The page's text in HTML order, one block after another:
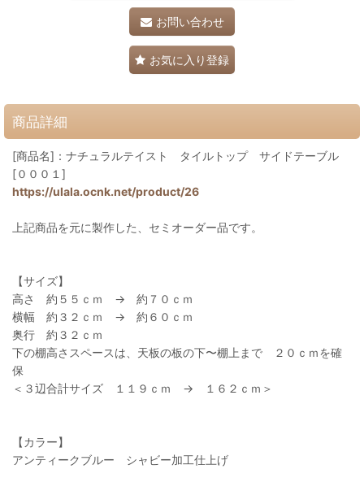
お問い合わせ
お気に入り登録
商品詳細
[商品名]：ナチュラルテイスト タイルトップ サイドテーブル
[０００１]
https://ulala.ocnk.net/product/26
上記商品を元に製作した、セミオーダー品です。
【サイズ】
高さ 約５５ｃｍ → 約７０ｃｍ
横幅 約３２ｃｍ → 約６０ｃｍ
奥行 約３２ｃｍ
下の棚高さスペースは、天板の板の下〜棚上まで ２０ｃｍを確
保
＜３辺合計サイズ １１９ｃｍ → １６２ｃｍ＞
【カラー】
アンティークブルー シャビー加工仕上げ